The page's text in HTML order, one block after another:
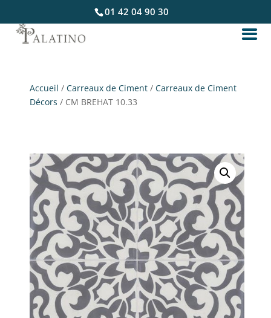
01 42 04 90 30
Accueil /Carreaux de Ciment /Carreaux de Ciment
Décors / CM BREHAT 10.33